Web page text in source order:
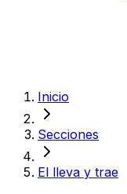
Inicio
Secciones
El lleva y trae